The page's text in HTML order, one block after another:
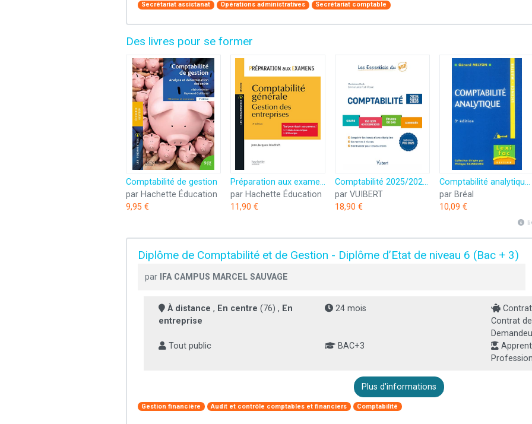
Secrétariat assistanat Opérations administratives Secrétariat comptable
Des livres pour se former
Comptabilité de gestion
par Hachette Éducation
9,95 €
Préparation aux examens - Comptabilité générale: Gestion des entreprises
par Hachette Éducation
11,90 €
Comptabilité 2025/2026: Cours - QCM - Exercices - Etudes de cas - Corrigés
par VUIBERT
18,90 €
Comptabilité analytique: Licence-Master
par Bréal
10,09 €
Diplôme de Comptabilité et de Gestion - Diplôme d’Etat de niveau 6 (Bac + 3)
par IFA CAMPUS MARCEL SAUVAGE
À distance , En centre (76) , En
entreprise
24 mois
Contrat
Contrat
Tout public
BAC+3
Plus d'informations
Gestion financière Audit et contrôle comptables et financiers Comptabilité